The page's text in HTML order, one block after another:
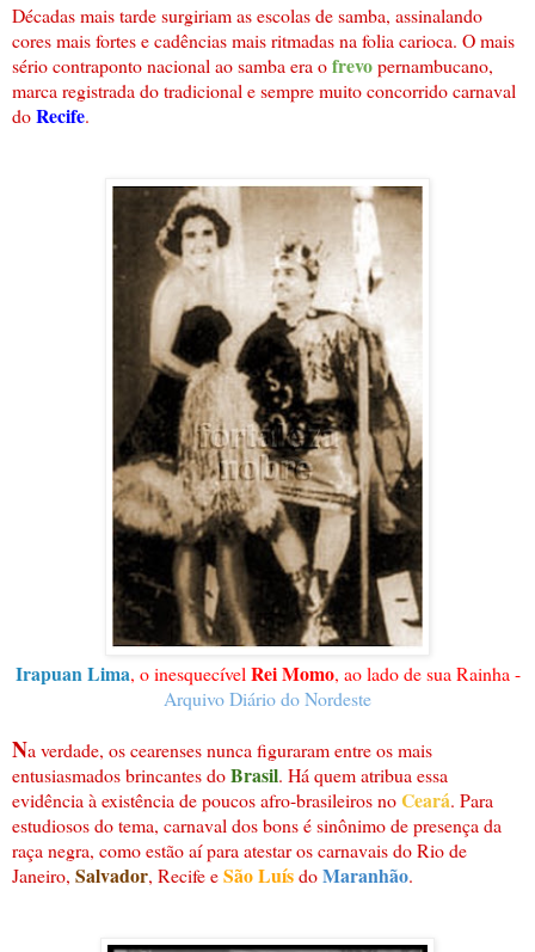
Décadas mais tarde surgiriam as escolas de samba, assinalando
cores mais fortes e cadências mais ritmadas na folia carioca. O mais
sério contraponto nacional ao samba era ofrevopernambucano,
marca registrada do tradicional e sempre muito concorrido carnaval
doRecife.
Irapuan Lima, o inesquecível Rei Momo, ao lado de sua Rainha -
Arquivo Diário do Nordeste
Na verdade, os cearenses nunca figuraram entre os mais
entusiasmados brincantes doBrasil. Há quem atribua essa
evidência à existência de poucos afro-brasileiros noCeará. Para
estudiosos do tema, carnaval dos bons é sinônimo de presença da
raça negra, como estão aí para atestar os carnavais do Rio de
Janeiro, Salvador, Recife eSão LuísdoMaranhão.